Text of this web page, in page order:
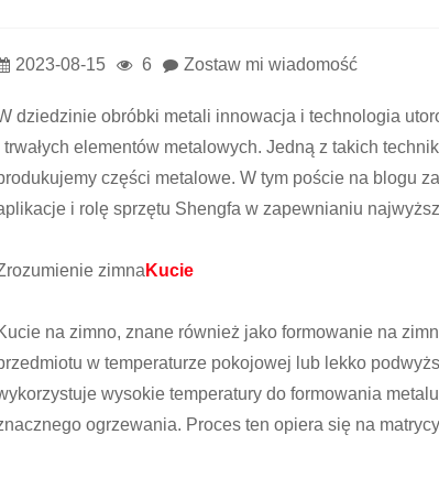
2023-08-15 6 Zostaw mi wiadomość
dziedzinie obróbki metali innowacja i technologia
trwałych elementów metalowych. Jedną z takich
części metalowe. W tym poście na blogu
i rolę sprzętu Shengfa w zapewnianiu
zimna Kucie
na zimno, znane również jako formowanie na
w temperaturze pokojowej lub lekko
wysokie temperatury do formowania
ogrzewania. Proces ten opiera się na